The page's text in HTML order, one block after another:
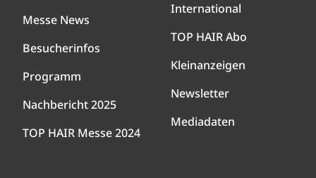
Messe News
Besucherinfos
Programm
Nachbericht 2025
TOP HAIR Messe 2024
International
TOP HAIR Abo
Kleinanzeigen
Newsletter
Mediadaten